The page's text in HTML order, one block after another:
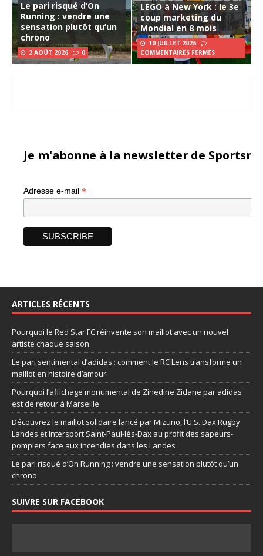
Le pari risqué d’On
Running : vendre une
sensation plutôt qu’un
chrono
2 AOÛT 2026 0
LEGO à New York : le 3e
coup marketing du
Mondial en 8 mois
10 JUILLET 2026
COMMENTAIRES FERMÉS
Je m'abonne à la newsletter de
Adresse e-mail *
ARTICLES RÉCENTS
Pourquoi le Red Star FC réinvente son maillot avec un nouvel
artiste chaque saison
Le pari sentimental d’adidas : comment le RC Lens transforme un
maillot en histoire d’amour
Pourquoi l’affichage monumental de Zinedine Zidane par adidas
est de retour à Marseille
Découvrez le maillot solidaire lancé par Mizuno, l’U.S. Dax Rugby
Landes et Intersport Saint-Paul-lès-Dax au profit des sapeurs-
pompiers face aux incendies dans les Landes
Le pari risqué d’On Running : vendre une sensation plutôt qu’un
chrono
SUIVRE SUR FACEBOOK